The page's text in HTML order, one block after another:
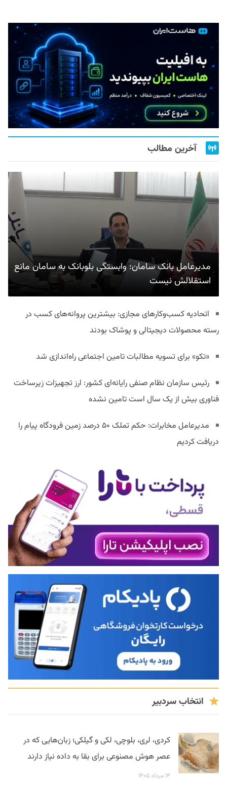
آخرین مطالب
مدیرعامل بانک سامان: وابستگی بلوبانک به سامان مانع
استقلالش نیست
اتحادیه کسب‌وکارهای مجازی: بیشترین پروانه‌های کسب در
رسته محصولات دیجیتالی و پوشاک بودند
«تکو» برای تسویه مطالبات تامین اجتماعی راه‌اندازی شد
رئیس سازمان نظام صنفی رایانه‌ای کشور: ارز تجهیزات زیرساخت
فناوری بیش از یک سال است تامین نشده
مدیرعامل مخابرات: حکم تملک ۵۰ درصد زمین فرودگاه پیام را
دریافت کردیم
انتخاب سردبیر
کردی، لری، بلوچی، لکی و گیلکی؛ زبان‌هایی که در
عصر هوش مصنوعی برای بقا به داده نیاز دارند
۱۴ مرداد ۱۴۰۵